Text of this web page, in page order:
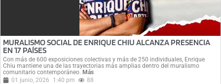
MURALISMO SOCIAL DE ENRIQUE CHIU ALCANZA PRESENCIA
EN 17 PAÍSES
Con más de 600 exposiciones colectivas y más de 250 individuales, Enrique
Chiu mantiene una de las trayectorias más amplias dentro del muralismo
comunitario contemporáneo. Más
01 junio, 2026
1:40 pm 88